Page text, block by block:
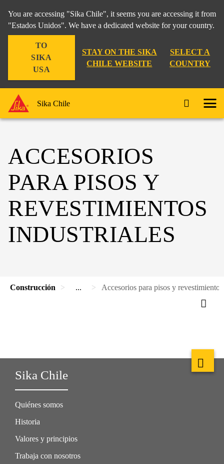
You are accessing "Sika Chile", it seems you are accessing it from
"Estados Unidos". We have a dedicated website for your country.
TO
SIKA
USA
STAY ON THE SIKA
CHILE WEBSITE
SELECT A
COUNTRY
Sika Chile
ACCESORIOS
PARA PISOS Y
REVESTIMIENTOS
INDUSTRIALES
Construcción ... Accesorios para pisos y
Sika Chile
Quiénes somos
Historia
Valores y principios
Trabaja con nosotros